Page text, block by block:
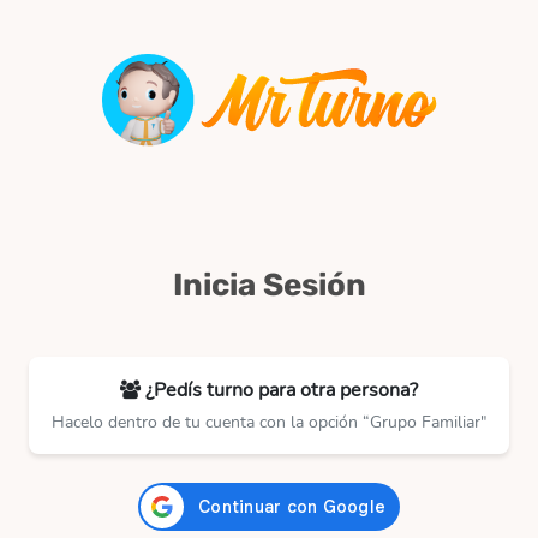
Inicia Sesión
¿Pedís turno para otra persona?
Hacelo dentro de tu cuenta con la opción “Grupo Familiar"